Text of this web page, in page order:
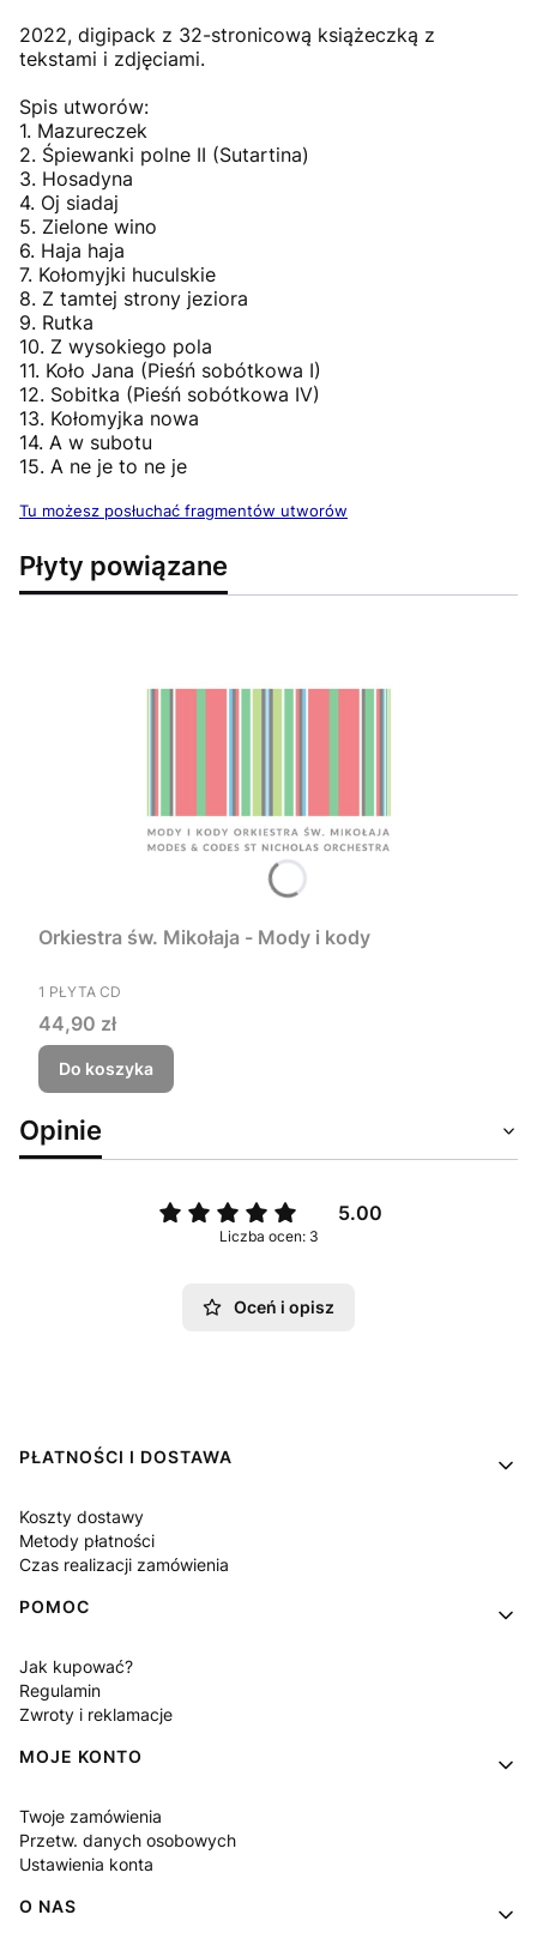
2022, digipack z 32-stronicową książeczką z
tekstami i zdjęciami.
Spis utworów:
1. Mazureczek
2. Śpiewanki polne II (Sutartina)
3. Hosadyna
4. Oj siadaj
5. Zielone wino
6. Haja haja
7. Kołomyjki huculskie
8. Z tamtej strony jeziora
9. Rutka
10. Z wysokiego pola
11. Koło Jana (Pieśń sobótkowa I)
12. Sobitka (Pieśń sobótkowa IV)
13. Kołomyjka nowa
14. A w subotu
15. A ne je to ne je
Tu możesz posłuchać fragmentów utworów
Płyty powiązane
Orkiestra św. Mikołaja - Mody i kody
PRODUCENT
1 PŁYTA CD
Cena
44,90 zł
Do koszyka
Opinie
5.00
Liczba ocen: 3
Oceń i opisz
Linki w stopce
PŁATNOŚCI I DOSTAWA
Koszty dostawy
Metody płatności
Czas realizacji zamówienia
POMOC
Jak kupować?
Regulamin
Zwroty i reklamacje
MOJE KONTO
Twoje zamówienia
Przetw. danych osobowych
Ustawienia konta
O NAS